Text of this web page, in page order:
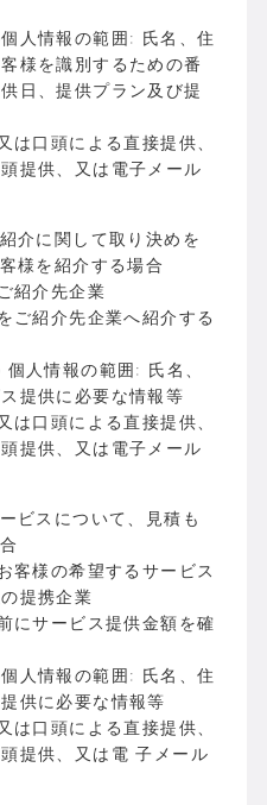
人情報の範囲: 氏名、住
様を識別するための番
日、提供プラン及び提
は口頭による直接提供、
提供、又は電子メール
介に関して取り決めを
様を紹介する場合
紹介先企業
ご紹介先企業へ紹介する
人情報の範囲: 氏名、
提供に必要な情報等
は口頭による直接提供、
提供、又は電子メール
ビスについて、見積も
客様の希望するサービス
提携企業
にサービス提供金額を確
人情報の範囲: 氏名、住
供に必要な情報等
は口頭による直接提供、
提供、又は電 子メール